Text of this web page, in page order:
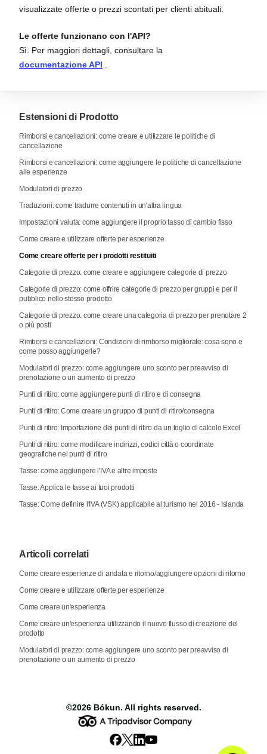
visualizzate offerte o prezzi scontati per clienti abituali.
Le offerte funzionano con l'API?
Sì. Per maggiori dettagli, consultare la
documentazione API
Estensioni di Prodotto
Rimborsi e cancellazioni: come creare e utilizzare le politiche di
cancellazione
Rimborsi e cancellazioni: come aggiungere le politiche di cancellazione
alle esperienze
Modulatori di prezzo
Traduzioni: come tradurre contenuti in un'altra lingua
Impostazioni valuta: come aggiungere il proprio tasso di cambio fisso
Come creare e utilizzare offerte per esperienze
Come creare offerte per i prodotti restituiti
Categorie di prezzo: come creare e aggiungere categorie di prezzo
Categorie di prezzo: come offrire categorie di prezzo per gruppi e per il
pubblico nello stesso prodotto
Categorie di prezzo: come creare una categoria di prezzo per prenotare 2
o più posti
Rimborsi e cancellazioni: Condizioni di rimborso migliorate: cosa sono e
come posso aggiungerle?
Modulatori di prezzo: come aggiungere uno sconto per preavviso di
prenotazione o un aumento di prezzo
Punti di ritiro: come aggiungere punti di ritiro e di consegna
Punti di ritiro: Come creare un gruppo di punti di ritiro/consegna
Punti di ritiro: Importazione dei punti di ritiro da un foglio di calcolo Excel
Punti di ritiro: come modificare indirizzi, codici città o coordinate
geografiche nei punti di ritiro
Tasse: come aggiungere l'IVA e altre imposte
Tasse: Applica le tasse ai tuoi prodotti
Tasse: Come definire l'IVA (VSK) applicabile al turismo nel 2016 - Islanda
Articoli correlati
Come creare esperienze di andata e ritorno/aggiungere opzioni di ritorno
Come creare e utilizzare offerte per esperienze
Come creare un'esperienza
Come creare un'esperienza utilizzando il nuovo flusso di creazione del
prodotto
Modulatori di prezzo: come aggiungere uno sconto per preavviso di
prenotazione o un aumento di prezzo
©2026 Bókun. All rights reserved.